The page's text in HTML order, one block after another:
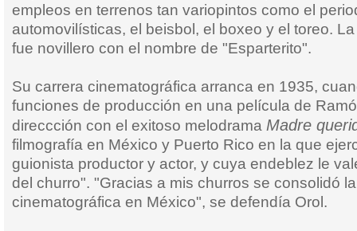
empleos en terrenos tan variopintos como el
automovilísticas, el beisbol, el boxeo y el toreo.
fue novillero con el nombre de "Esparterito".
Su carrera cinematográfica arranca en 1935,
funciones de producción en una película de
direccción con el exitoso melodrama Madre
filmografía en México y Puerto Rico en la que
guionista productor y actor, y cuya endeblez le
del churro". "Gracias a mis churros se consolidó
cinematográfica en México", se defendía Orol.